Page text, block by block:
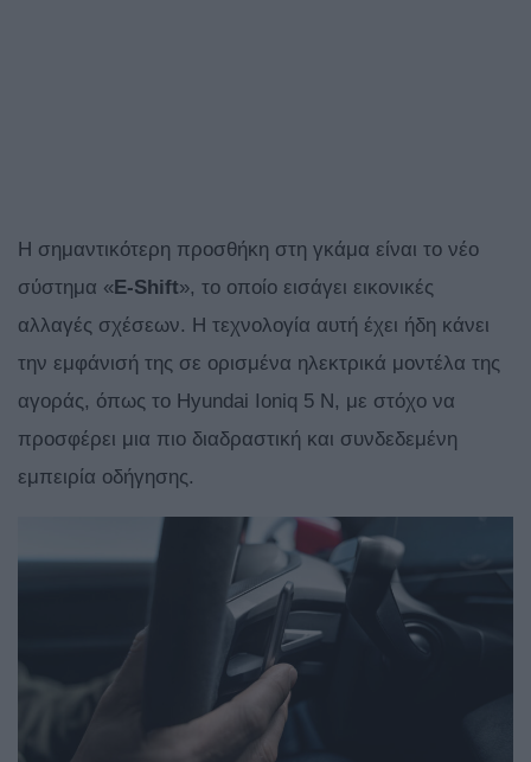
Η σημαντικότερη προσθήκη στη γκάμα είναι το νέο
σύστημα « E-Shift», το οποίο εισάγει εικονικές
αλλαγές σχέσεων. Η τεχνολογία αυτή έχει ήδη κάνει
την εμφάνισή της σε ορισμένα ηλεκτρικά μοντέλα της
αγοράς, όπως το Hyundai Ioniq 5 N, με στόχο να
προσφέρει μια πιο διαδραστική και συνδεδεμένη
εμπειρία οδήγησης.